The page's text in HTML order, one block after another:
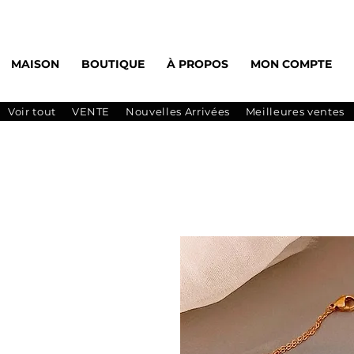
MAISON BOUTIQUE À PROPOS MON COMPTE
Voir tout VENTE Nouvelles Arrivées Meilleures ventes